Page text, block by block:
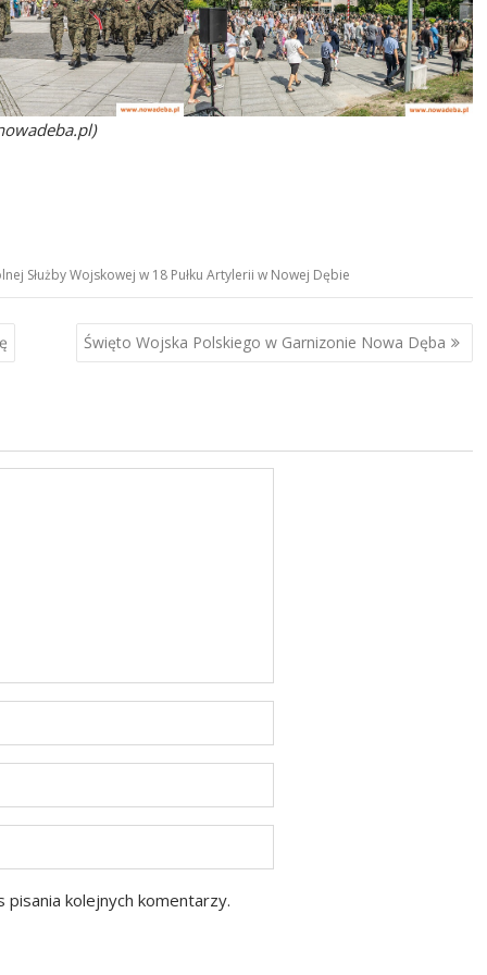
Służby Wojskowej w 18 Pułku Artylerii w Nowej Dębie
Święto Wojska Polskiego w Garnizonie Nowa Dęba
kolejnych komentarzy.